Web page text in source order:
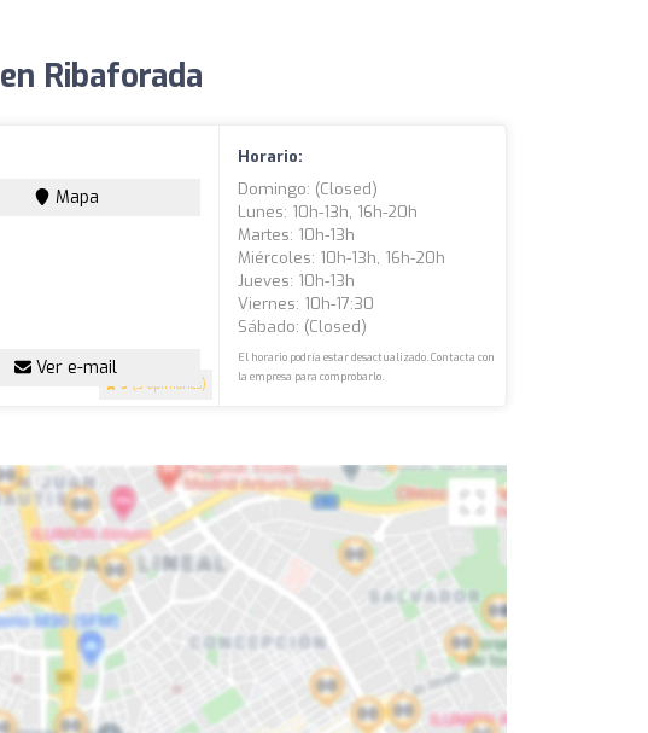
Ribaforada
5 (3 opiniones)
Mapa
Ver e-mail
Horario:
Domingo: (closed)
Lunes: 10h-13h, 16h-20h
Martes: 10h-13h
Miércoles: 10h-13h, 16h-20h
Jueves: 10h-13h
Viernes: 10h-17:30
Sábado: (closed)
El horario podría estar desactualizado. Contacta con
la empresa para comprobarlo.